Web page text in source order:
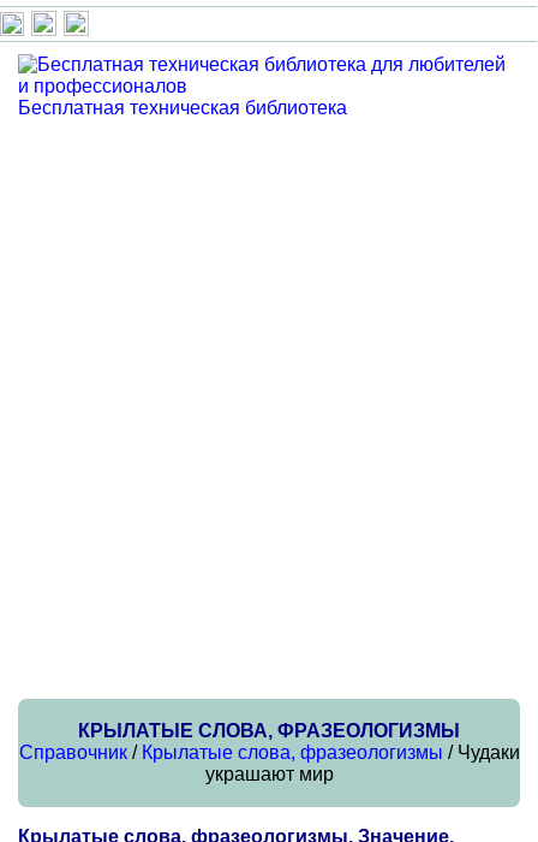
Бесплатная техническая библиотека
КРЫЛАТЫЕ СЛОВА, ФРАЗЕОЛОГИЗМЫ
Справочник/ Крылатые слова, фразеологизмы / Чудаки
украшают мир
Крылатые слова, фразеологизмы. Значение,